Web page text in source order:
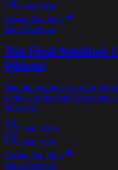
3 min citire
Citește Mai Mult
Seria Sentinel
The Final Sentinel:
Viitorul
Dincolo de rețea, în viitor.
globală a Sentinel și viziunea
Suveran.
3 mar. 2026
7 min citire
Citește Mai Mult
Seria Sentinel